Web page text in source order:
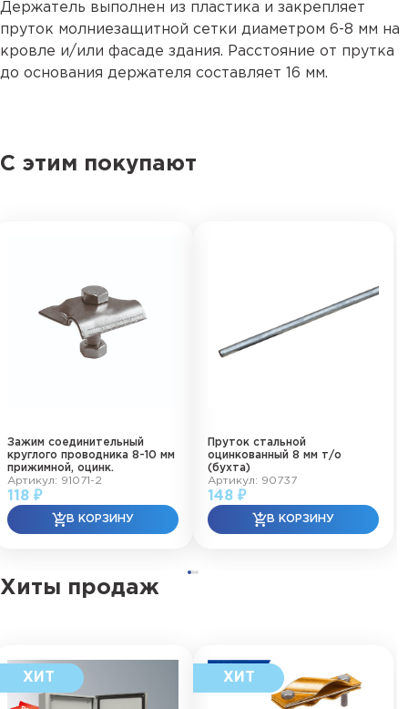
Держатель выполнен из пластика и закрепляет
пруток молниезащитной сетки диаметром 6-8 мм на
кровле и/или фасаде здания. Расстояние от прутка
до основания держателя составляет 16 мм.
С этим покупают
Зажим соединительный
круглого проводника 8-10 мм
прижимной, оцинк.
Артикул: 91071-2
118 ₽
Пруток стальной
оцинкованный 8 мм т/о
(бухта)
Артикул: 90737
148 ₽
Хиты продаж